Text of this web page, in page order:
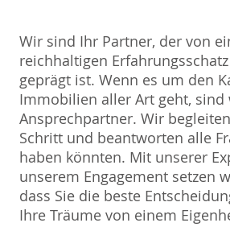
Wir sind Ihr Partner, der von
reichhaltigen
geprägt ist. Wenn es um den
Immobilien aller Art geht, sind
Ansprechpartner. Wir
Schritt und beantworten alle
haben könnten. Mit unserer
unserem Engagement setzen
dass Sie die beste
Ihre Träume von einem